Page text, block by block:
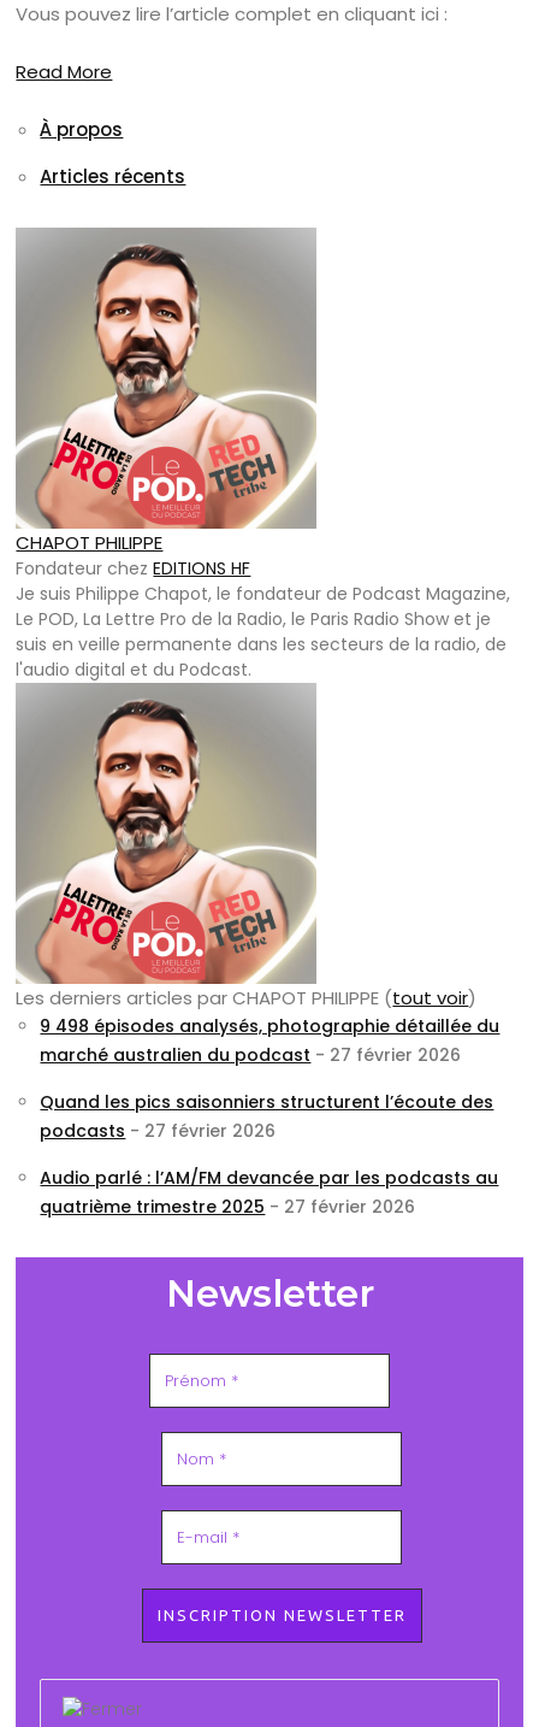
Vous pouvez lire l’article complet en cliquant ici :
Read More
À propos
Articles récents
CHAPOT PHILIPPE
Fondateur chezEDITIONS HF
Je suis Philippe Chapot, le fondateur de Podcast Magazine,
Le POD, La Lettre Pro de la Radio, le Paris Radio Show et je
suis en veille permanente dans les secteurs de la radio, de
l'audio digital et du Podcast.
Les derniers articles par CHAPOT PHILIPPE (tout voir)
9 498 épisodes analysés, photographie détaillée du
marché australien du podcast - 27 février 2026
Quand les pics saisonniers structurent l’écoute des
podcasts - 27 février 2026
Audio parlé : l’AM/FM devancée par les podcasts au
quatrième trimestre 2025 - 27 février 2026
Newsletter